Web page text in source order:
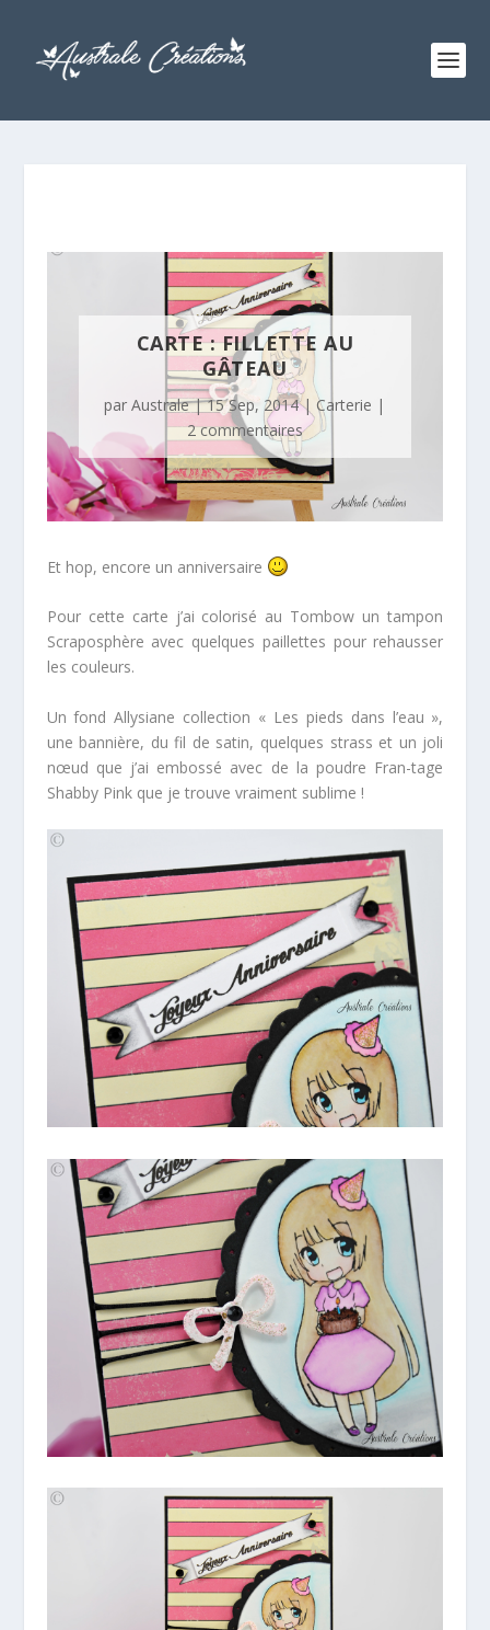
CARTE : FILLETTE AU
GÂTEAU
parAustrale|15 Sep, 2014| Carterie |
2 commentaires
Et hop, encore un anniversaire
Pour cette carte j’ai colorisé au Tombow un tampon
Scraposphère avec quelques paillettes pour rehausser
les couleurs.
Un fond Allysiane collection « Les pieds dans l’eau »,
une bannière, du fil de satin, quelques strass et un joli
nœud que j’ai embossé avec de la poudre Fran-tage
Shabby Pink que je trouve vraiment sublime !